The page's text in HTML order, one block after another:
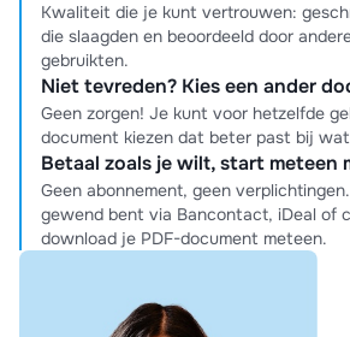
Kwaliteit die je kunt vertrouwen:
die slaagden en beoordeeld door
gebruikten.
Niet tevreden? Kies een ander
Geen zorgen! Je kunt voor hetzelfde
document kiezen dat beter past bij
Betaal zoals je wilt, start meteen
Geen abonnement, geen
gewend bent via Bancontact, iDeal of
download je PDF-document meteen.